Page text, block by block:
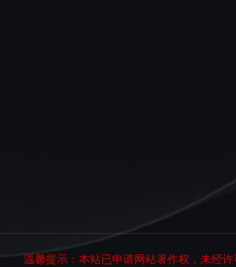
温馨提示：本站已申请网站著作权，未经